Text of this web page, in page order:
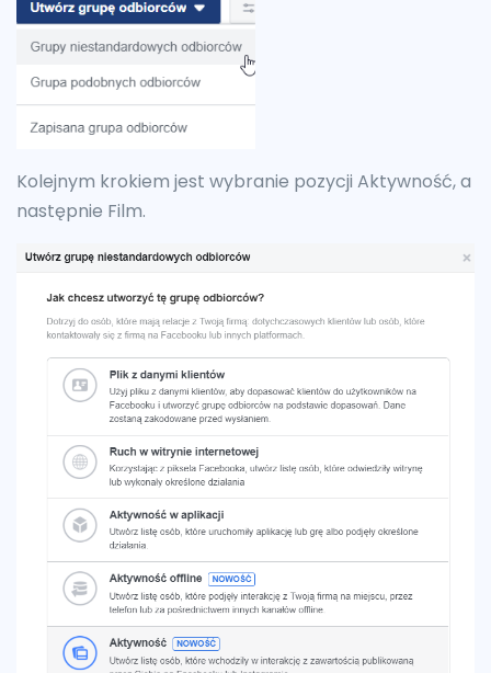
Kolejnym krokiem jest wybranie pozycji Aktywność, a
następnie Film.